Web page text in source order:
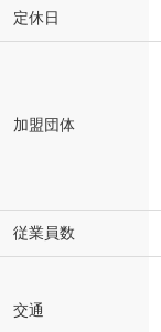
定休日
加盟団体
従業員数
交通